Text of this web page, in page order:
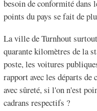
besoin de conformité
points du pays se fait de
La ville de Turnhout
quarante kilomètres de la
poste, les voitures
rapport avec les départs
avec sûreté, si l'on n'est
cadrans respectifs ?